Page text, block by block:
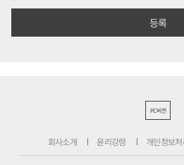
PC버전
회사소개 윤리강령 개인정보